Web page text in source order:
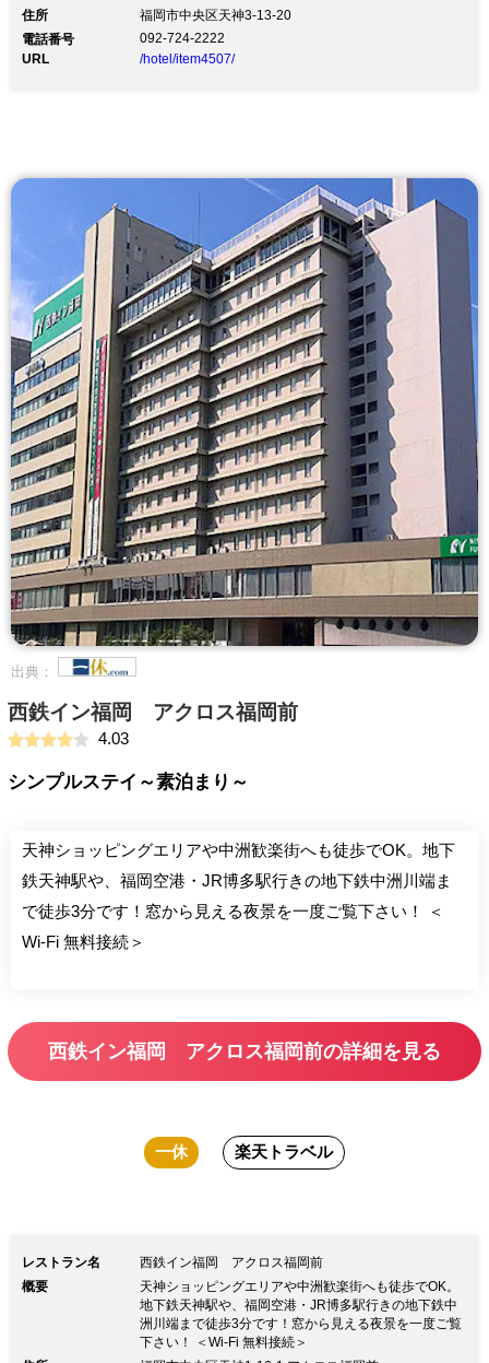
住所
福岡市中央区天神3-13-20
電話番号
092-724-2222
URL
/hotel/item4507/
出典：
西鉄イン福岡 アクロス福岡前
4.03
シンプルステイ～素泊まり～
天神ショッピングエリアや中洲歓楽街へも徒歩でOK。地下
鉄天神駅や、福岡空港・JR博多駅行きの地下鉄中洲川端ま
で徒歩3分です！窓から見える夜景を一度ご覧下さい！ ＜
Wi-Fi 無料接続＞
西鉄イン福岡 アクロス福岡前の詳細を見る
一休 楽天トラベル
レストラン名
西鉄イン福岡 アクロス福岡前
概要
天神ショッピングエリアや中洲歓楽街へも徒歩でOK。
地下鉄天神駅や、福岡空港・JR博多駅行きの地下鉄中
洲川端まで徒歩3分です！窓から見える夜景を一度ご覧
下さい！ ＜Wi-Fi 無料接続＞